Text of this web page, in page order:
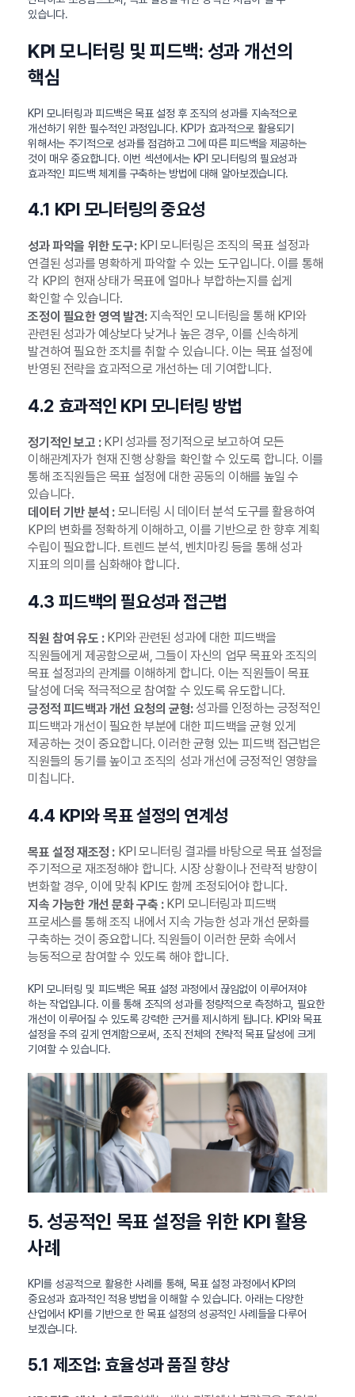
있습니다.
KPI 모니터링 및 피드백: 성과 개선의
핵심
KPI 모니터링과 피드백은 목표 설정 후 조직의 성과를 지속적으로
개선하기 위한 필수적인 과정입니다. KPI가 효과적으로 활용되기
위해서는 주기적으로 성과를 점검하고 그에 따른 피드백을 제공하는
것이 매우 중요합니다. 이번 섹션에서는 KPI 모니터링의 필요성과
효과적인 피드백 체계를 구축하는 방법에 대해 알아보겠습니다.
4.1 KPI 모니터링의 중요성
성과 파악을 위한 도구:KPI 모니터링은 조직의 목표 설정과
연결된 성과를 명확하게 파악할 수 있는 도구입니다. 이를 통해
각 KPI의 현재 상태가 목표에 얼마나 부합하는지를 쉽게
확인할 수 있습니다.
조정이 필요한 영역 발견:지속적인 모니터링을 통해 KPI와
관련된 성과가 예상보다 낮거나 높은 경우, 이를 신속하게
발견하여 필요한 조치를 취할 수 있습니다. 이는 목표 설정에
반영된 전략을 효과적으로 개선하는 데 기여합니다.
4.2 효과적인 KPI 모니터링 방법
정기적인 보고 :KPI 성과를 정기적으로 보고하여 모든
이해관계자가 현재 진행 상황을 확인할 수 있도록 합니다. 이를
통해 조직원들은 목표 설정에 대한 공동의 이해를 높일 수
있습니다.
데이터 기반 분석 :모니터링 시 데이터 분석 도구를 활용하여
KPI의 변화를 정확하게 이해하고, 이를 기반으로 한 향후 계획
수립이 필요합니다. 트렌드 분석, 벤치마킹 등을 통해 성과
지표의 의미를 심화해야 합니다.
4.3 피드백의 필요성과 접근법
직원 참여 유도 :KPI와 관련된 성과에 대한 피드백을
직원들에게 제공함으로써, 그들이 자신의 업무 목표와 조직의
목표 설정과의 관계를 이해하게 합니다. 이는 직원들이 목표
달성에 더욱 적극적으로 참여할 수 있도록 유도합니다.
긍정적 피드백과 개선 요청의 균형:성과를 인정하는 긍정적인
피드백과 개선이 필요한 부분에 대한 피드백을 균형 있게
제공하는 것이 중요합니다. 이러한 균형 있는 피드백 접근법은
직원들의 동기를 높이고 조직의 성과 개선에 긍정적인 영향을
미칩니다.
4.4 KPI와 목표 설정의 연계성
목표 설정 재조정 :KPI 모니터링 결과를 바탕으로 목표 설정을
주기적으로 재조정해야 합니다. 시장 상황이나 전략적 방향이
변화할 경우, 이에 맞춰 KPI도 함께 조정되어야 합니다.
지속 가능한 개선 문화 구축 :KPI 모니터링과 피드백
프로세스를 통해 조직 내에서 지속 가능한 성과 개선 문화를
구축하는 것이 중요합니다. 직원들이 이러한 문화 속에서
능동적으로 참여할 수 있도록 해야 합니다.
KPI 모니터링 및 피드백은 목표 설정 과정에서 끊임없이 이루어져야
하는 작업입니다. 이를 통해 조직의 성과를 정량적으로 측정하고, 필요한
개선이 이루어질 수 있도록 강력한 근거를 제시하게 됩니다. KPI와 목표
설정을 주의 깊게 연계함으로써, 조직 전체의 전략적 목표 달성에 크게
기여할 수 있습니다.
5. 성공적인 목표 설정을 위한 KPI 활용
사례
KPI를 성공적으로 활용한 사례를 통해, 목표 설정 과정에서 KPI의
중요성과 효과적인 적용 방법을 이해할 수 있습니다. 아래는 다양한
산업에서 KPI를 기반으로 한 목표 설정의 성공적인 사례들을 다루어
보겠습니다.
5.1 제조업: 효율성과 품질 향상